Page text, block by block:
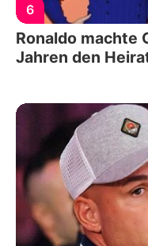
6
Ronaldo machte
Jahren den